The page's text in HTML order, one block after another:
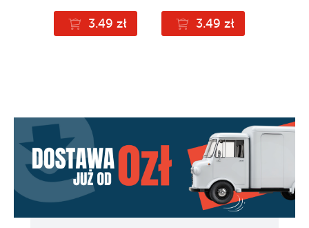
3.49 zł 3.49 zł